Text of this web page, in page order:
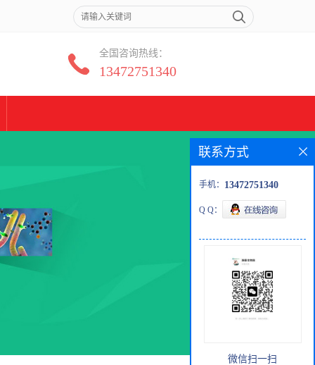
全国咨询热线：
13472751340
联系方式
手机： 13472751340
Q Q：
微信扫一扫